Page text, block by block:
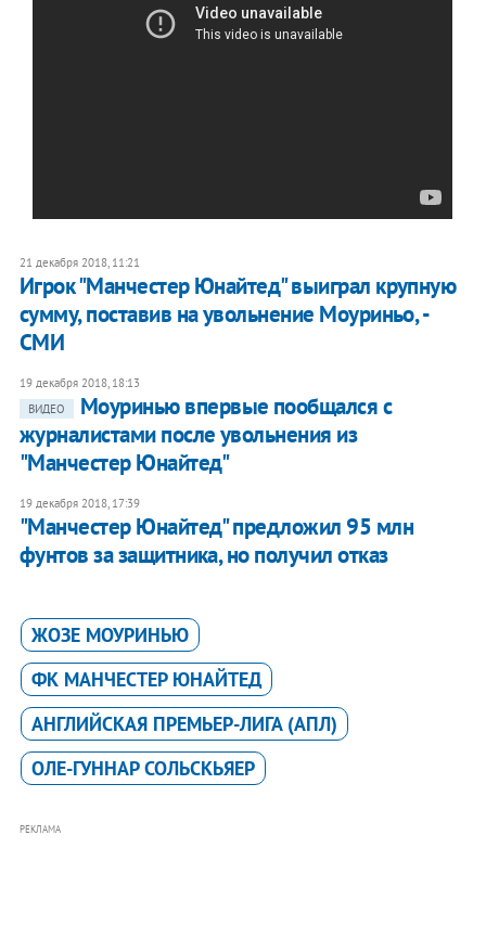
21 декабря 2018, 11:21
Игрок "Манчестер Юнайтед" выиграл крупную
сумму, поставив на увольнение Моуриньо, -
СМИ
19 декабря 2018, 18:13
ВИДЕО
Моуринью впервые пообщался с
журналистами после увольнения из
"Манчестер Юнайтед"
19 декабря 2018, 17:39
"Манчестер Юнайтед" предложил 95 млн
фунтов за защитника, но получил отказ
ЖОЗЕ МОУРИНЬЮ
ФК МАНЧЕСТЕР ЮНАЙТЕД
АНГЛИЙСКАЯ ПРЕМЬЕР-ЛИГА (АПЛ)
ОЛЕ-ГУННАР СОЛЬСКЬЯЕР
РЕКЛАМА